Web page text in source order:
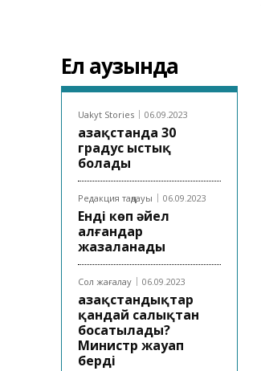
Ел аузында
Uakyt Stories 06.09.2023
Қазақстанда 30
градус ыстық
болады
Редакция таңдауы 06.09.2023
Енді көп әйел
алғандар
жазаланады
Сол жағалау 06.09.2023
Қазақстандықтар
қандай салықтан
босатылады?
Министр жауап
берді